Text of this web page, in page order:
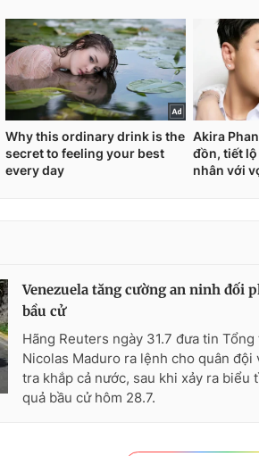
Venezuela tăng cường an ninh đối
bầu cử
Hãng Reuters ngày 31.7 đưa tin
Nicolas Maduro ra lệnh cho quân đội
tra khắp cả nước, sau khi xảy ra biểu
quả bầu cử hôm 28.7.